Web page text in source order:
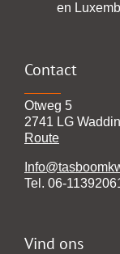
en
Contact
Otweg 5
2741 LG
Route
Tel. 06-
Vind ons